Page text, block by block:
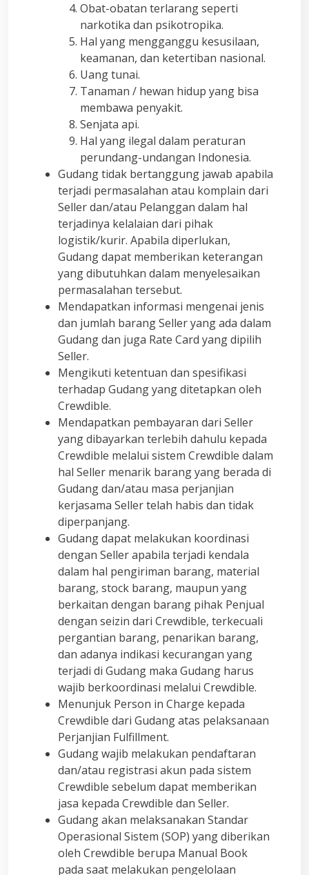
Obat-obatan terlarang seperti
narkotika dan psikotropika.
Hal yang mengganggu kesusilaan,
keamanan, dan ketertiban nasional.
Uang tunai.
Tanaman / hewan hidup yang bisa
membawa penyakit.
Senjata api.
Hal yang ilegal dalam peraturan
perundang-undangan Indonesia.
Gudang tidak bertanggung jawab apabila
terjadi permasalahan atau komplain dari
Seller dan/atau Pelanggan dalam hal
terjadinya kelalaian dari pihak
logistik/kurir. Apabila diperlukan,
Gudang dapat memberikan keterangan
yang dibutuhkan dalam menyelesaikan
permasalahan tersebut.
Mendapatkan informasi mengenai jenis
dan jumlah barang Seller yang ada dalam
Gudang dan juga Rate Card yang dipilih
Seller.
Mengikuti ketentuan dan spesifikasi
terhadap Gudang yang ditetapkan oleh
Crewdible.
Mendapatkan pembayaran dari Seller
yang dibayarkan terlebih dahulu kepada
Crewdible melalui sistem Crewdible dalam
hal Seller menarik barang yang berada di
Gudang dan/atau masa perjanjian
kerjasama Seller telah habis dan tidak
diperpanjang.
Gudang dapat melakukan koordinasi
dengan Seller apabila terjadi kendala
dalam hal pengiriman barang, material
barang, stock barang, maupun yang
berkaitan dengan barang pihak Penjual
dengan seizin dari Crewdible, terkecuali
pergantian barang, penarikan barang,
dan adanya indikasi kecurangan yang
terjadi di Gudang maka Gudang harus
wajib berkoordinasi melalui Crewdible.
Menunjuk Person in Charge kepada
Crewdible dari Gudang atas pelaksanaan
Perjanjian Fulfillment.
Gudang wajib melakukan pendaftaran
dan/atau registrasi akun pada sistem
Crewdible sebelum dapat memberikan
jasa kepada Crewdible dan Seller.
Gudang akan melaksanakan Standar
Operasional Sistem (SOP) yang diberikan
oleh Crewdible berupa Manual Book
pada saat melakukan pengelolaan